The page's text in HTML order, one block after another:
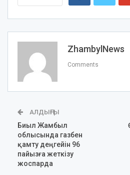
ZhambylNews
Comments
АЛДЫҢҒЫ
Биыл Жамбыл
облысында газбен
қамту деңгейін 96
пайызға жеткізу
жоспарда